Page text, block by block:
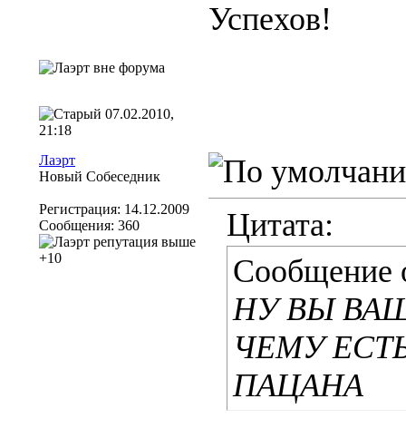
Успехов!
07.02.2010,
21:18
Лаэрт
Новый Собеседник
Регистрация: 14.12.2009
Сообщения: 360
Цитата:
Сообщение
НУ ВЫ
ЧЕМУ
ПАЦАНА